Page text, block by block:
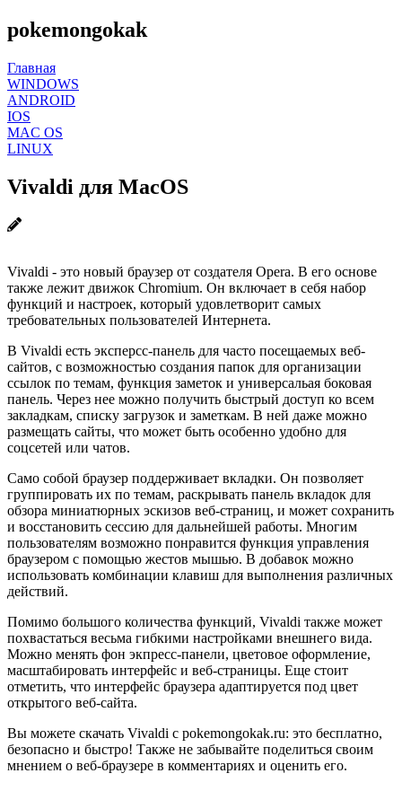
pokemongokak
Главная
WINDOWS
ANDROID
IOS
MAC OS
LINUX
Vivaldi для MacOS
Vivaldi - это новый браузер от создателя Opera. В его основе
также лежит движок Chromium. Он включает в себя набор
функций и настроек, который удовлетворит самых
требовательных пользователей Интернета.
В Vivaldi есть эксперсс-панель для часто посещаемых веб-
сайтов, с возможностью создания папок для организации
ссылок по темам, функция заметок и универсальая боковая
панель. Через нее можно получить быстрый доступ ко всем
закладкам, списку загрузок и заметкам. В ней даже можно
размещать сайты, что может быть особенно удобно для
соцсетей или чатов.
Само собой браузер поддерживает вкладки. Он позволяет
группировать их по темам, раскрывать панель вкладок для
обзора миниатюрных эскизов веб-страниц, и может сохранить
и восстановить сессию для дальнейшей работы. Многим
пользователям возможно понравится функция управления
браузером с помощью жестов мышью. В добавок можно
использовать комбинации клавиш для выполнения различных
действий.
Помимо большого количества функций, Vivaldi также может
похвастаться весьма гибкими настройками внешнего вида.
Можно менять фон экпресс-панели, цветовое оформление,
масштабировать интерфейс и веб-страницы. Еще стоит
отметить, что интерфейс браузера адаптируется под цвет
открытого веб-сайта.
Вы можете скачать Vivaldi с pokemongokak.ru: это бесплатно,
безопасно и быстро! Также не забывайте поделиться своим
мнением о веб-браузере в комментариях и оценить его.